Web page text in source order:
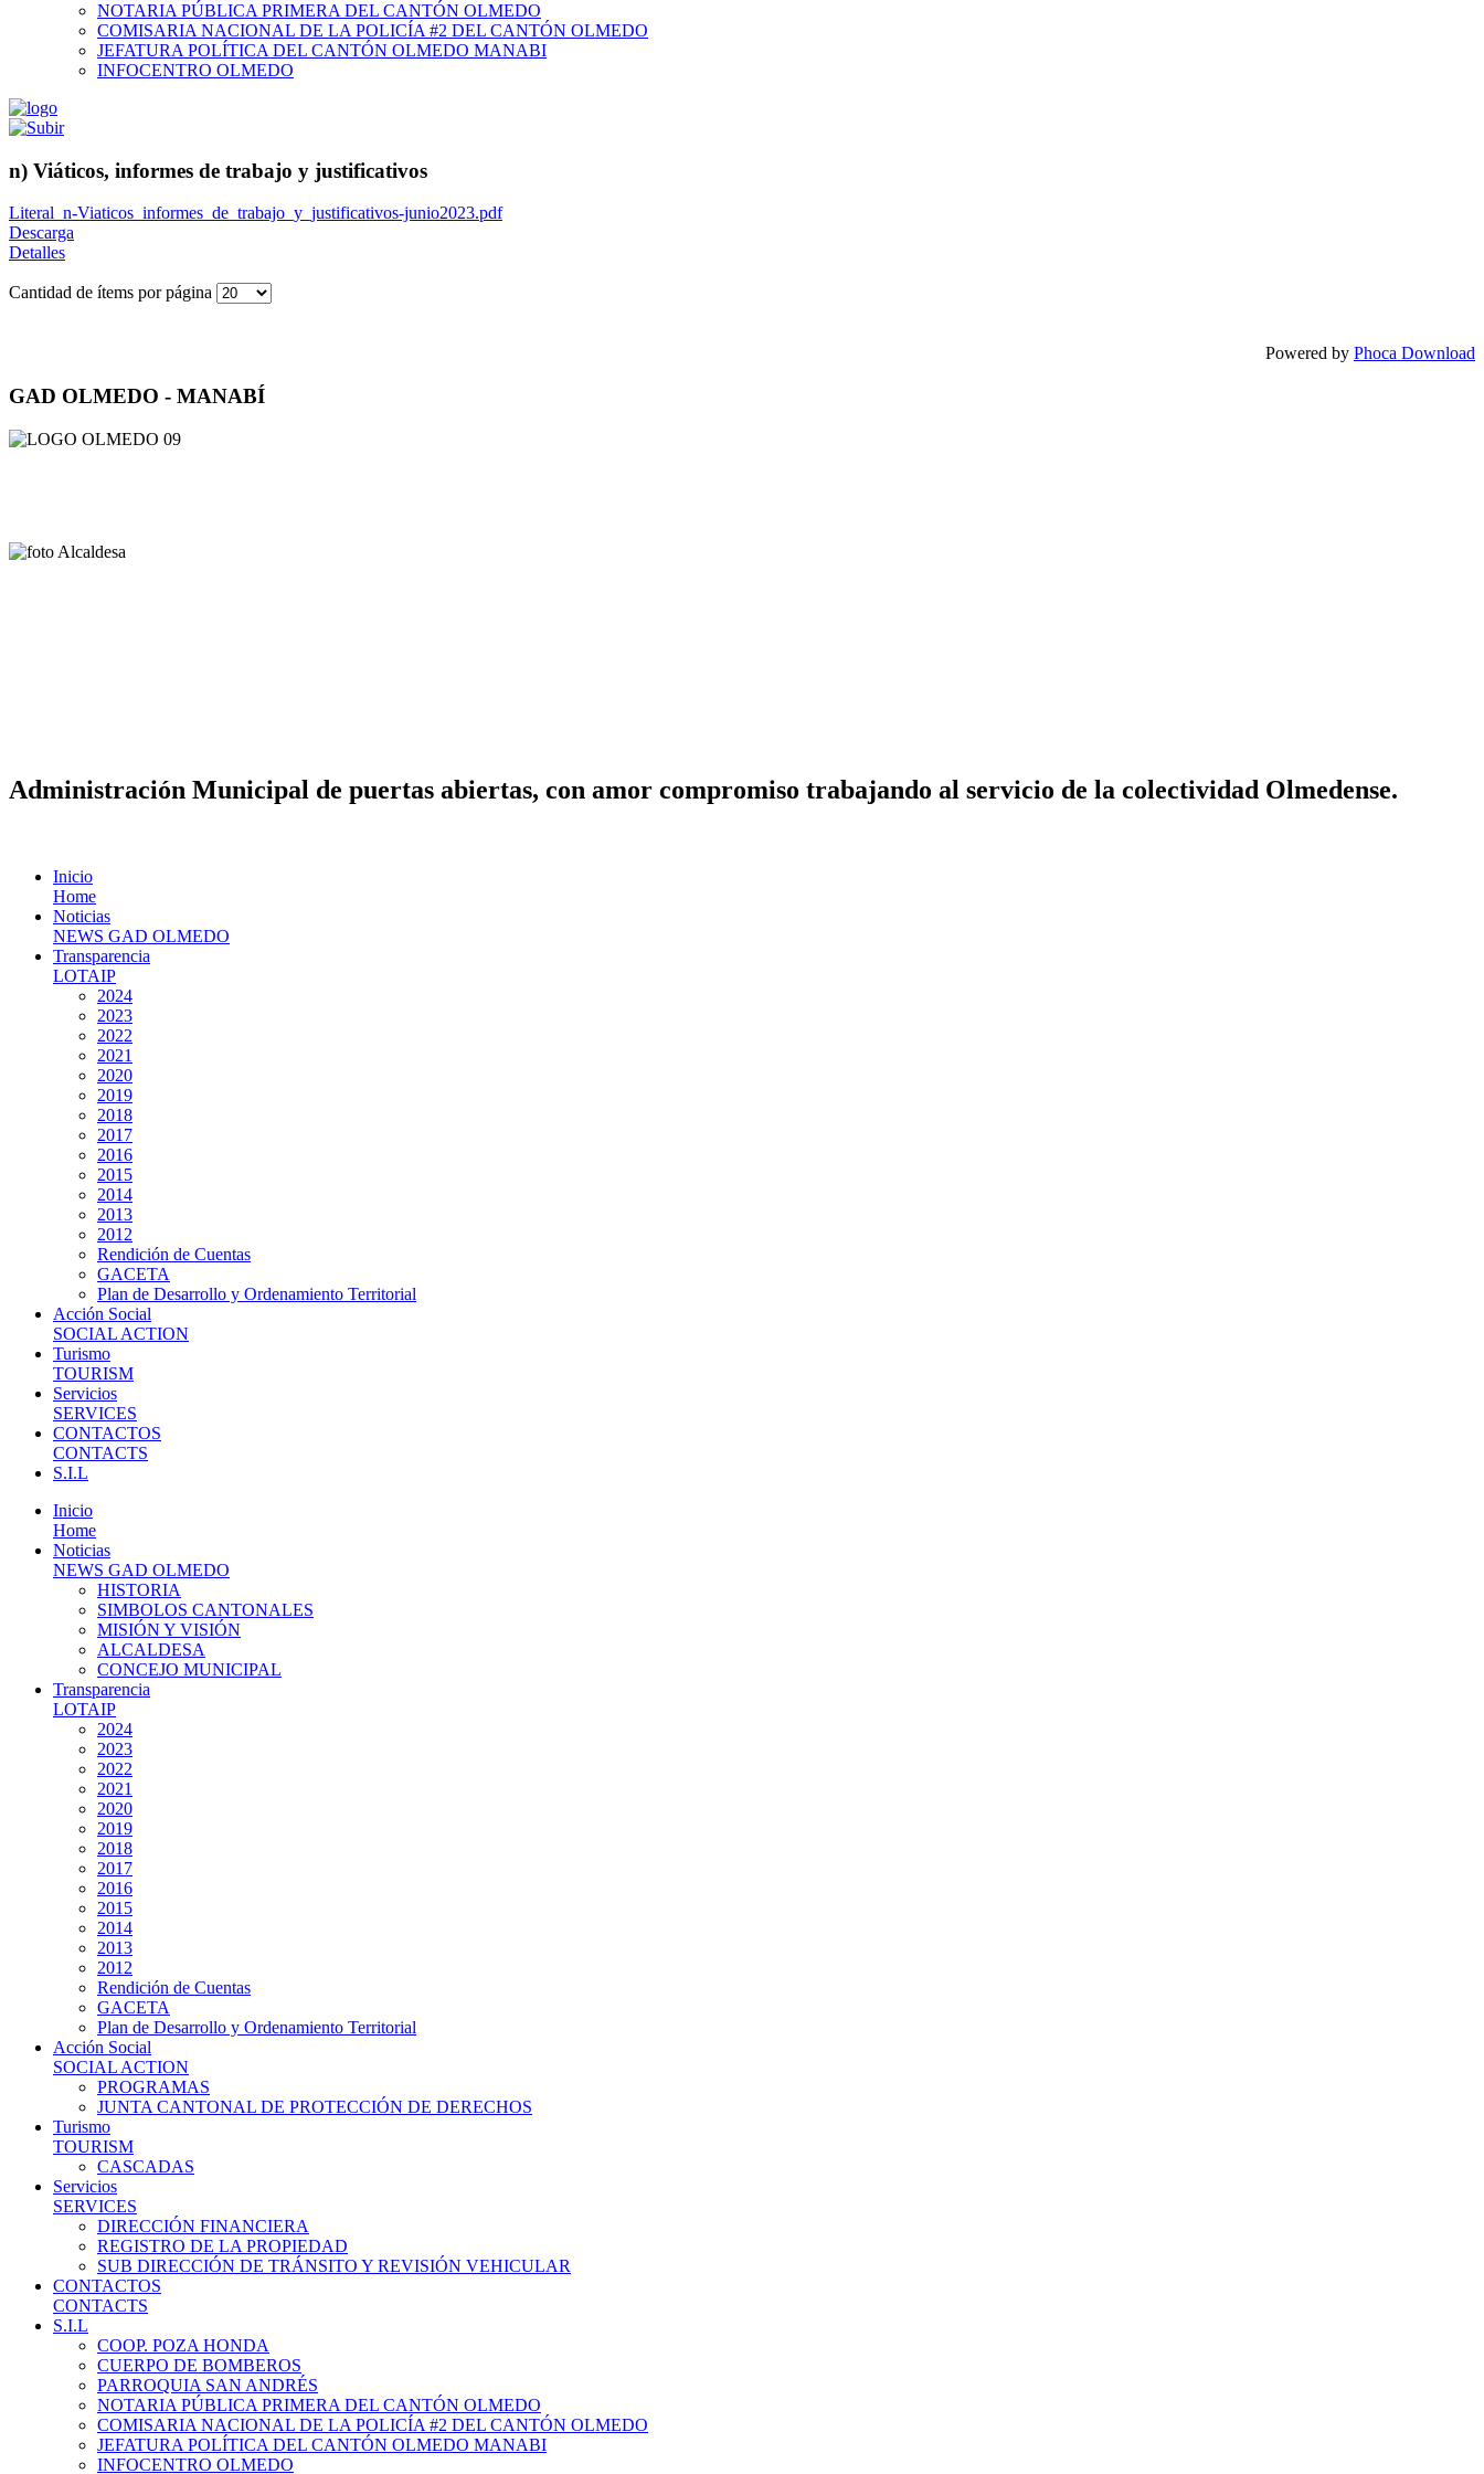
NOTARIA PÚBLICA PRIMERA DEL CANTÓN OLMEDO
COMISARIA NACIONAL DE LA POLICÍA #2 DEL CANTÓN OLMEDO
JEFATURA POLÍTICA DEL CANTÓN OLMEDO MANABI
INFOCENTRO OLMEDO
n) Viáticos, informes de trabajo y justificativos
Literal_n-Viaticos_informes_de_trabajo_y_justificativos-junio2023.pdf
Descarga
Detalles
Cantidad de ítems por página
Powered by Phoca Download
GAD OLMEDO - MANABÍ
Administración Municipal de puertas abiertas, con amor compromiso trabajando al servicio de la colectividad Olmedense.
Inicio
Home
Noticias
NEWS GAD OLMEDO
Transparencia
LOTAIP
2024
2023
2022
2021
2020
2019
2018
2017
2016
2015
2014
2013
2012
Rendición de Cuentas
GACETA
Plan de Desarrollo y Ordenamiento Territorial
Acción Social
SOCIAL ACTION
Turismo
TOURISM
Servicios
SERVICES
CONTACTOS
CONTACTS
S.I.L
Inicio
Home
Noticias
NEWS GAD OLMEDO
HISTORIA
SIMBOLOS CANTONALES
MISIÓN Y VISIÓN
ALCALDESA
CONCEJO MUNICIPAL
Transparencia
LOTAIP
2024
2023
2022
2021
2020
2019
2018
2017
2016
2015
2014
2013
2012
Rendición de Cuentas
GACETA
Plan de Desarrollo y Ordenamiento Territorial
Acción Social
SOCIAL ACTION
PROGRAMAS
JUNTA CANTONAL DE PROTECCIÓN DE DERECHOS
Turismo
TOURISM
CASCADAS
Servicios
SERVICES
DIRECCIÓN FINANCIERA
REGISTRO DE LA PROPIEDAD
SUB DIRECCIÓN DE TRÁNSITO Y REVISIÓN VEHICULAR
CONTACTOS
CONTACTS
S.I.L
COOP. POZA HONDA
CUERPO DE BOMBEROS
PARROQUIA SAN ANDRÉS
NOTARIA PÚBLICA PRIMERA DEL CANTÓN OLMEDO
COMISARIA NACIONAL DE LA POLICÍA #2 DEL CANTÓN OLMEDO
JEFATURA POLÍTICA DEL CANTÓN OLMEDO MANABI
INFOCENTRO OLMEDO